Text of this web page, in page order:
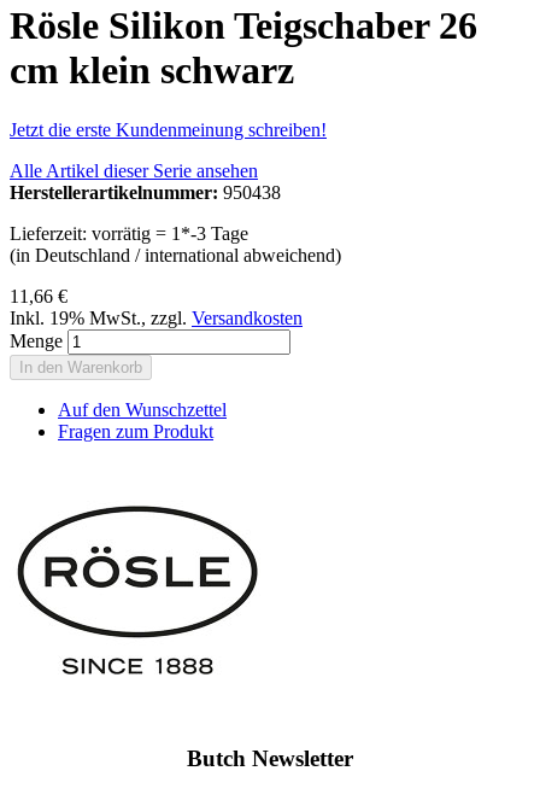
Rösle Silikon Teigschaber 26
cm klein schwarz
Jetzt die erste Kundenmeinung schreiben!
Alle Artikel dieser Serie ansehen
Herstellerartikelnummer: 950438
Lieferzeit: vorrätig = 1*-3 Tage
(in Deutschland / international abweichend)
11,66 €
Inkl. 19% MwSt., zzgl. Versandkosten
Menge
In den Warenkorb
Auf den Wunschzettel
Fragen zum Produkt
Butch Newsletter